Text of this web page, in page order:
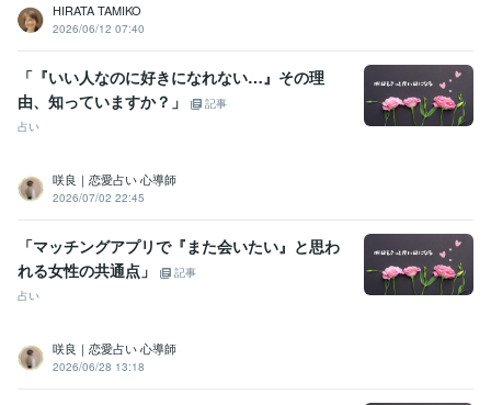
HIRATA TAMIKO
2026/06/12 07:40
「『いい人なのに好きになれない…』その理
由、知っていますか？」
記事
占い
咲良｜恋愛占い 心導師
2026/07/02 22:45
「マッチングアプリで『また会いたい』と思わ
れる女性の共通点」
記事
占い
咲良｜恋愛占い 心導師
2026/06/28 13:18